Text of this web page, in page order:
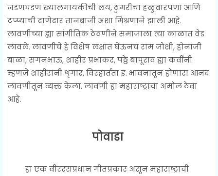
जडणघडण ख्यालगायकीची लय, ठुमरीचा हळुवारपणा आणि
टप्प्याची दाणेदार तानबाजी अशा मिश्रणाने झाली आहे.
लावणीच्या ह्या सांगीतिक ठेवणीने समाजाला त्या काळात वेड
लावले. लावणीचे हे विशेष लक्षात घेऊनच राम जोशी, होनाजी
बाळा, सगनभाऊ, शाहीर प्रभाकर, पठ्ठे बापूराव ह्या कवींनी
म्हणजे शाहीरांनी शृंगार, विरहार्तता इ. भावनांतून होणारा आनंद
लावणीतून व्यक्त केला. लावणी हा महाराष्ट्राचा अमोल ठेवा
आहे.
पोवाडा
हा एक वीररसप्रधान गीतप्रकार असून महाराष्ट्राची